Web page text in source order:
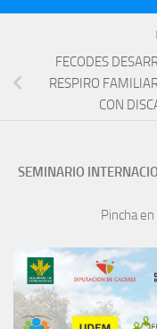
FECODES
RESPIRO
CON
SEMINARIO
Pincha